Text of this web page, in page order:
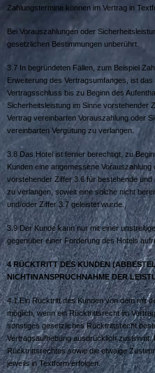
Zahlungstermine können im Vertrag in
Bei Vorauszahlungen oder
gesetzlichen Bestimmungen unberührt.
3.7 In begründeten Fällen, zum Beispiel
Erweiterung des Vertragsumfanges, ist
Vertragsschluss bis zu Beginn des
Sicherheitsleistung im Sinne vorstehender
Vertrag vereinbarten Vorauszahlung oder
vereinbarten Vergütung zu verlangen.
3.8 Das Hotel ist ferner berechtigt, zu
Kunden eine angemessene
vorstehender Ziffer 3.6 für bestehende
zu verlangen, soweit eine solche nicht
und/oder Ziffer 3.7 geleistet wurde.
3.9 Der Kunde kann nur mit einer
gegenüber einer Forderung des Hotels
4 RÜCKTRITT DESKUNDEN(A
NICHTINANSPRUCHNAHME DERL
4.1 Ein Rücktritt des Kunden von dem mit
möglich, wenn ein Rücktrittsrecht im
sonstiges gesetzliches Rücktrittsrecht
Vertragsaufhebung ausdrücklich zustimmt.
Rücktrittsrechtes sowie die etwaige
jeweils in Textform erfolgen.